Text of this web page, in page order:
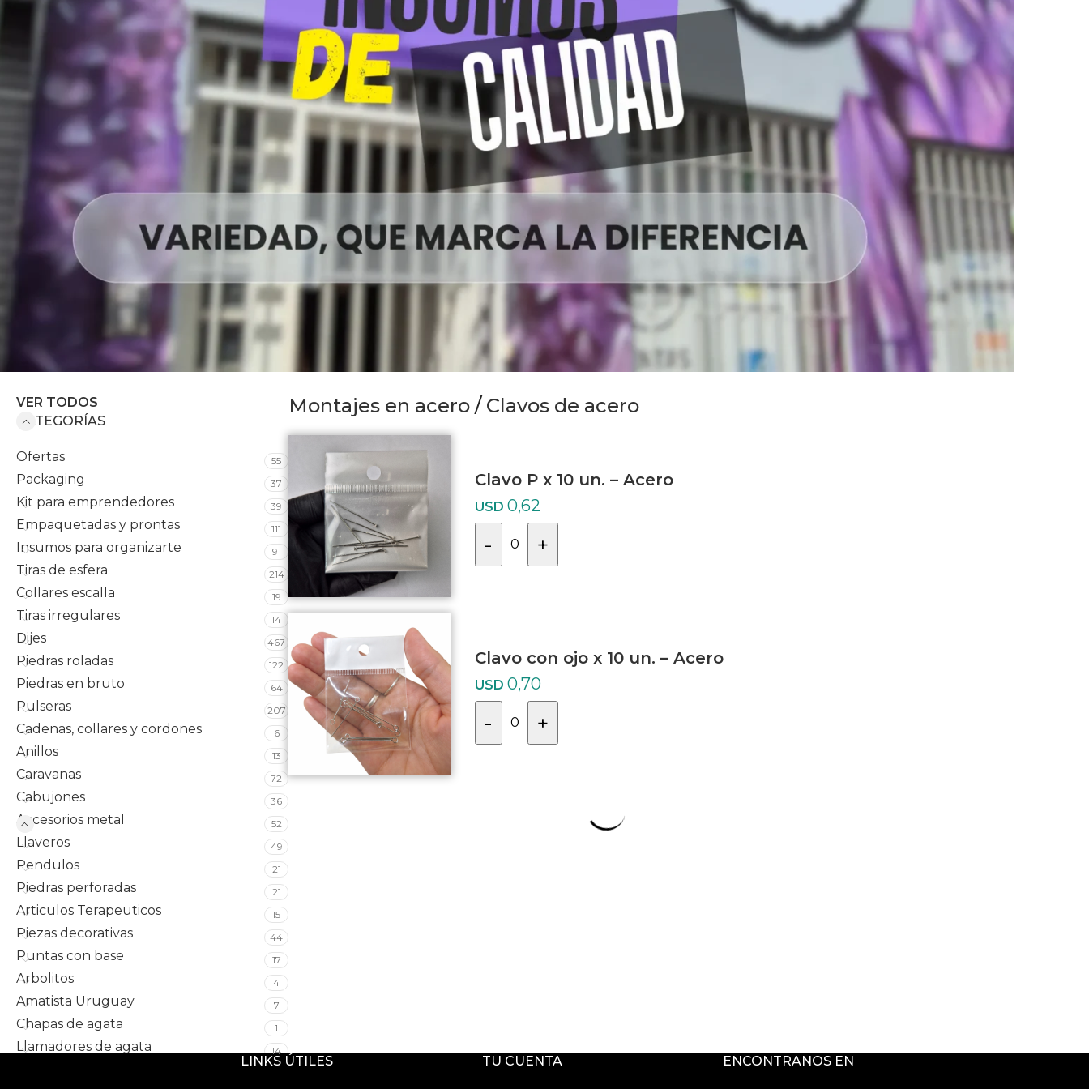
VER TODOS
CATEGORÍAS
Ofertas 55
Packaging 37
Kit para emprendedores 39
Empaquetadas y prontas 111
Insumos para organizarte 91
Tiras de esfera 214
Collares escalla 19
Tiras irregulares 14
Dijes 467
Piedras roladas 122
Piedras en bruto 64
Pulseras 207
Cadenas, collares y cordones 6
Anillos 13
Caravanas 72
Cabujones 36
Accesorios metal 52
Llaveros 49
Pendulos 21
Piedras perforadas 21
Articulos Terapeuticos 15
Piezas decorativas 44
Puntas con base 17
Arbolitos 4
Amatista Uruguay 7
Chapas de agata 1
Llamadores de agata 14
Montajes en acero / Clavos de acero
Clavo P x 10 un. – Acero
USD 0,62
- 0 +
Clavo con ojo x 10 un. – Acero
USD 0,70
- 0 +
LINKS ÚTILES TU CUENTA ENCONTRANOS EN